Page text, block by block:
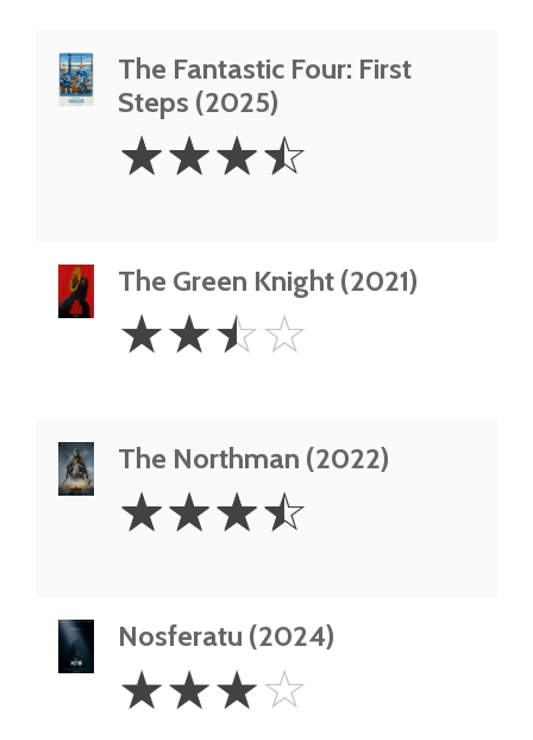
The Fantastic Four: First
Steps (2025)
3.5
Stars
☆☆☆☆
The Green Knight (2021)
2.5
Stars
☆☆☆☆
The Northman (2022)
3.5
Stars
☆☆☆☆
Nosferatu (2024)
Stars
☆☆☆☆